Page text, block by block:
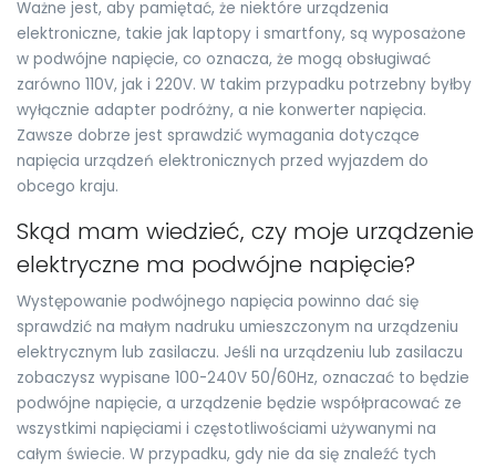
Ważne jest, aby pamiętać, że niektóre urządzenia
elektroniczne, takie jak laptopy i smartfony, są wyposażone
w podwójne napięcie, co oznacza, że mogą obsługiwać
zarówno 110V, jak i 220V. W takim przypadku potrzebny byłby
wyłącznie adapter podróżny, a nie konwerter napięcia.
Zawsze dobrze jest sprawdzić wymagania dotyczące
napięcia urządzeń elektronicznych przed wyjazdem do
obcego kraju.
Skąd mam wiedzieć, czy moje urządzenie
elektryczne ma podwójne napięcie?
Występowanie podwójnego napięcia powinno dać się
sprawdzić na małym nadruku umieszczonym na urządzeniu
elektrycznym lub zasilaczu. Jeśli na urządzeniu lub zasilaczu
zobaczysz wypisane 100-240V 50/60Hz, oznaczać to będzie
podwójne napięcie, a urządzenie będzie współpracować ze
wszystkimi napięciami i częstotliwościami używanymi na
całym świecie. W przypadku, gdy nie da się znaleźć tych